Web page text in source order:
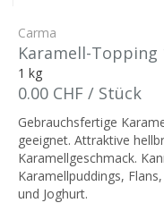
Carma
Karamell-Topping
1 kg
0.00 CHF / Stück
Gebrauchsfertige
geeignet. Attraktive
Karamellgeschmack.
Karamellpuddings,
und Joghurt.